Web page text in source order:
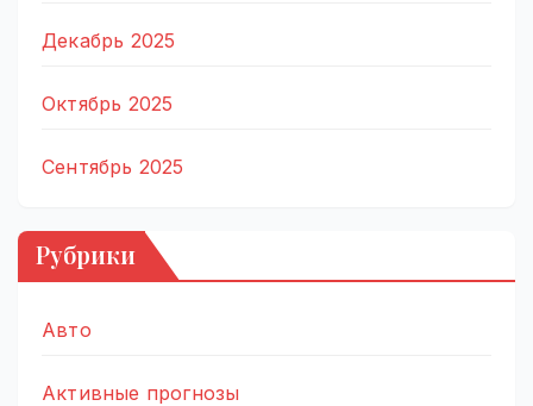
Декабрь 2025
Октябрь 2025
Сентябрь 2025
Рубрики
Авто
Активные прогнозы